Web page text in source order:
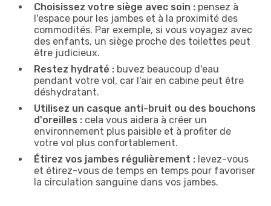
Choisissez votre siège avec soin : pensez à
l'espace pour les jambes et à la proximité des
commodités. Par exemple, si vous voyagez avec
des enfants, un siège proche des toilettes peut
être judicieux.
Restez hydraté : buvez beaucoup d'eau
pendant votre vol, car l'air en cabine peut être
déshydratant.
Utilisez un casque anti-bruit ou des bouchons
d'oreilles : cela vous aidera à créer un
environnement plus paisible et à profiter de
votre vol plus confortablement.
Étirez vos jambes régulièrement : levez-vous
et étirez-vous de temps en temps pour favoriser
la circulation sanguine dans vos jambes.